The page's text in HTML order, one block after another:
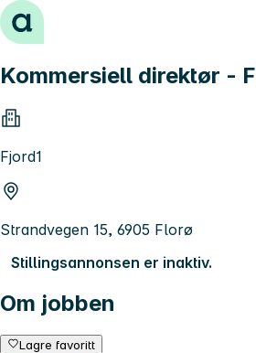
Hopp til innhold
Kommersiell direktør -
Fjord1
Strandvegen 15, 6905 Florø
Stillingsannonsen er inaktiv.
Om jobben
Lagre favoritt